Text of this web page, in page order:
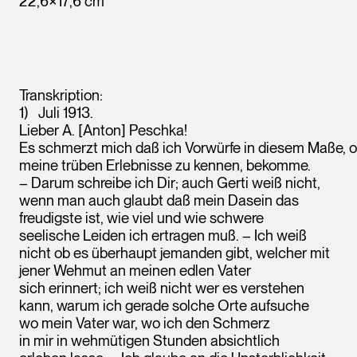
Transkription:
Juli 1913.
Lieber A. [Anton] Peschka!
Es schmerzt mich daß ich Vorwürfe in diesem Maße,
meine trüben Erlebnisse zu kennen, bekomme.
– Darum schreibe ich Dir; auch Gerti weiß nicht,
wenn man auch glaubt daß mein Dasein das
freudigste ist, wie viel und wie schwere
seelische Leiden ich ertragen muß. – Ich weiß
nicht ob es überhaupt jemanden gibt, welcher mit
jener Wehmut an meinen edlen Vater
sich erinnert; ich weiß nicht wer es verstehen
kann, warum ich gerade solche Orte aufsuche
wo mein Vater war, wo ich den Schmerz
in mir in wehmütigen Stunden absichtlich